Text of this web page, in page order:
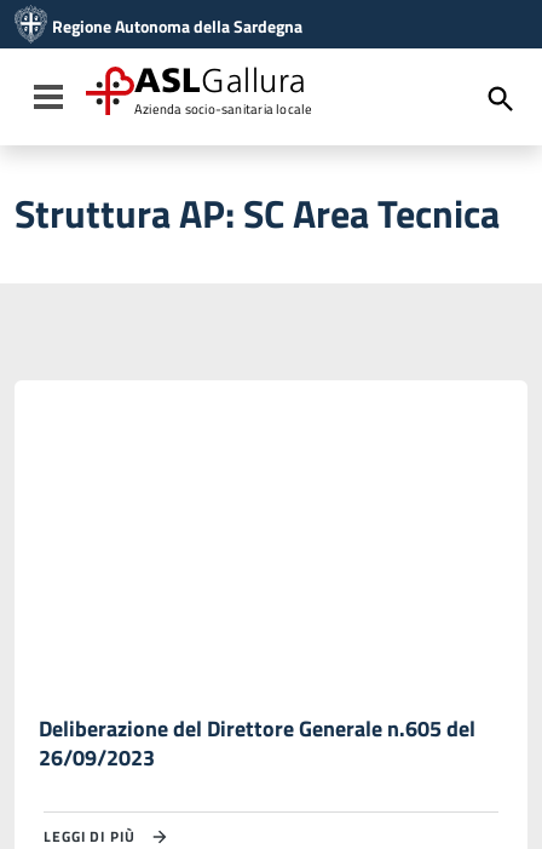
Vai al menu di navigazione
Vai al footer
Regione Autonoma della Sardegna
Toggle navigation
ASLGallura
Azienda socio-sanitaria locale
Struttura AP:SC Area Tecnica
Deliberazione del Direttore Generale n.605 del
26/09/2023
LEGGI DI PIÙ